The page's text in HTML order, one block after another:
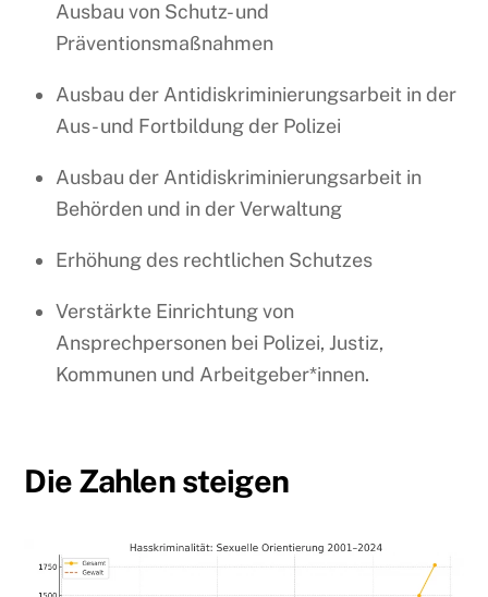
Ausbau von Schutz- und
Präventionsmaßnahmen
Ausbau der Antidiskriminierungsarbeit in der
Aus- und Fortbildung der Polizei
Ausbau der Antidiskriminierungsarbeit in
Behörden und in der Verwaltung
Erhöhung des rechtlichen Schutzes
Verstärkte Einrichtung von
Ansprechpersonen bei Polizei, Justiz,
Kommunen und Arbeitgeber*innen.
Die Zahlen steigen